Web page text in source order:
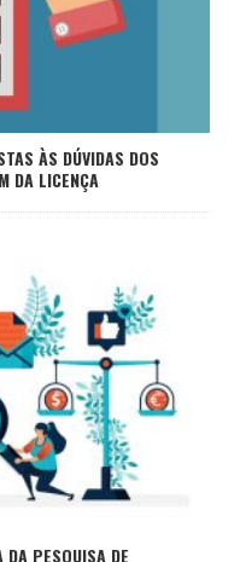
ÀS DÚVIDAS DOS
DA LICENÇA
DA PESQUISA DE